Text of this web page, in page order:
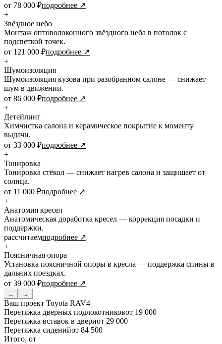
от 78 000 ₽подробнее ↗
+
Звёздное небо
Монтаж оптоволоконного звёздного неба в потолок с
подсветкой точек.
от 121 000 ₽подробнее ↗
+
Шумоизоляция
Шумоизоляция кузова при разобранном салоне — снижает
шум в движении.
от 86 000 ₽подробнее ↗
+
Детейлинг
Химчистка салона и керамическое покрытие к моменту
выдачи.
от 33 000 ₽подробнее ↗
+
Тонировка
Тонировка стёкол — снижает нагрев салона и защищает от
солнца.
от 11 000 ₽подробнее ↗
+
Анатомия кресел
Анатомическая доработка кресел — коррекция посадки и
поддержки.
рассчитаемподробнее ↗
+
Поясничная опора
Установка поясничной опоры в кресла — поддержка спины в
дальних поездках.
от 39 000 ₽подробнее ↗
← →
Ваш проект Toyota RAV4
Перетяжка дверных подлокотниковот 19 000
Перетяжка вставок в двериот 29 000
Перетяжка сиденийот 84 500
Итого, от